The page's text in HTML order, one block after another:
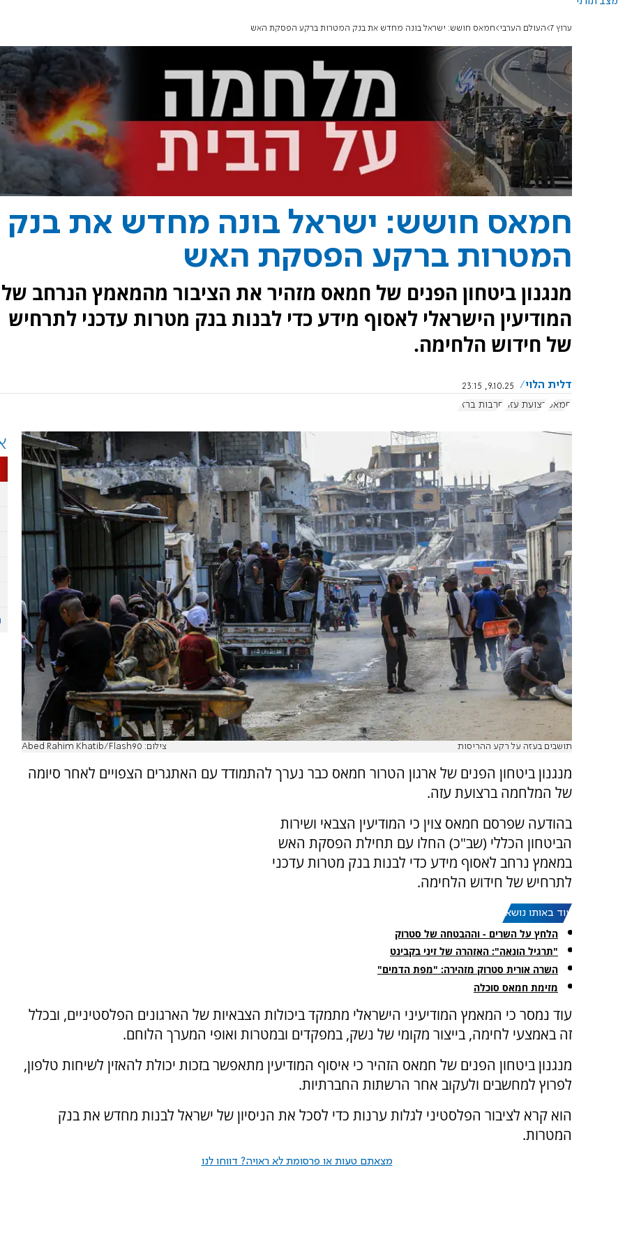
ערוץ 7 העולם הערבי חמאס חושש: ישראל בונה מחדש את בנק המטרות ברקע הפסקת האש
חמאס חושש: ישראל בונה מחדש את בנק
המטרות ברקע הפסקת האש
מנגנון ביטחון הפנים של חמאס מזהיר את הציבור מהמאמץ הנרחב של
המודיעין הישראלי לאסוף מידע כדי לבנות בנק מטרות עדכני לתרחיש
של חידוש הלחימה.
דלית הלוי
9.10.25, 23:15
חמאס רצועת עזה חרבות ברזל
תושבים בעזה על רקע ההריסות צילום: Abed Rahim Khatib/Flash90
מנגנון ביטחון הפנים של ארגון הטרור חמאס כבר נערך להתמודד עם האתגרים הצפויים לאחר סיומה
של המלחמה ברצועת עזה.
בהודעה שפרסם חמאס צוין כי המודיעין הצבאי ושירות
הביטחון הכללי (שב"כ) החלו עם תחילת הפסקת האש
במאמץ נרחב לאסוף מידע כדי לבנות בנק מטרות עדכני
לתרחיש של חידוש הלחימה.
עוד באותו נושא:
הלחץ על השרים - וההבטחה של סטרוק
"תרגיל הונאה": האזהרה של זיני בקבינט
השרה אורית סטרוק מזהירה: "מפת הדמים"
מזימת חמאס סוכלה
עוד נמסר כי המאמץ המודיעיני הישראלי מתמקד ביכולות הצבאיות של הארגונים הפלסטיניים, ובכלל
זה באמצעי לחימה, בייצור מקומי של נשק, במפקדים ובמטרות ואופי המערך הלוחם.
מנגנון ביטחון הפנים של חמאס הזהיר כי איסוף המודיעין מתאפשר בזכות יכולת להאזין לשיחות טלפון,
לפרוץ למחשבים ולעקוב אחר הרשתות החברתיות.
הוא קרא לציבור הפלסטיני לגלות ערנות כדי לסכל את הניסיון של ישראל לבנות מחדש את בנק
המטרות.
מצאתם טעות או פרסומת לא ראויה? דווחו לנו